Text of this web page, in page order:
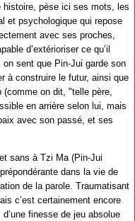
histoire, pèse ici ses mots, les
et psychologique qui repose
avec ses proches,
d’extérioriser ce qu’il
sent que Pin-Jui garde son
à construire le futur, ainsi que
on dit, "telle père,
en arrière selon lui, mais
avec son passé, et ses
sans à Tzi Ma (Pin-Jui
dans la vie de
de la parole. Traumatisant
c’est certainement encore
finesse de jeu absolue